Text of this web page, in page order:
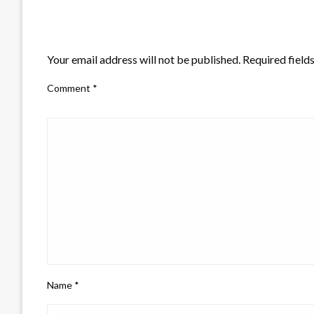
Your email address will not be published. Required
Comment *
Name *